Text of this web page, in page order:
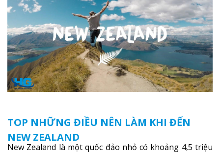
TOP NHỮNG ĐIỀU NÊN LÀM KHI ĐẾN
NEW ZEALAND
New Zealand là một quốc đảo nhỏ có khoảng 4,5 triệu